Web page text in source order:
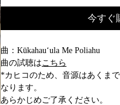
今すぐ
曲：Kūkahauʻula Me Poliahu
曲の試聴はこちら
*カヒコのため、音源はあくま
なります。
あらかじめご了承ください。